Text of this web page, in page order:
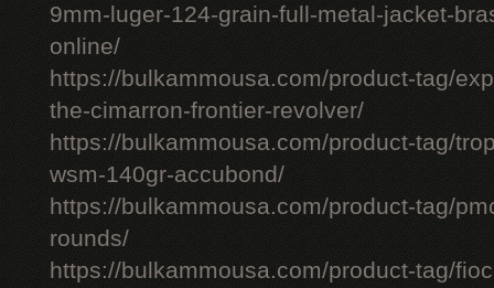
9mm-luger-124-grain-full-metal-jacket-
online/
https://bulkammousa.com/product-tag/
the-cimarron-frontier-revolver/
https://bulkammousa.com/product-tag/
wsm-140gr-accubond/
https://bulkammousa.com/product-tag/
rounds/
https://bulkammousa.com/product-tag/